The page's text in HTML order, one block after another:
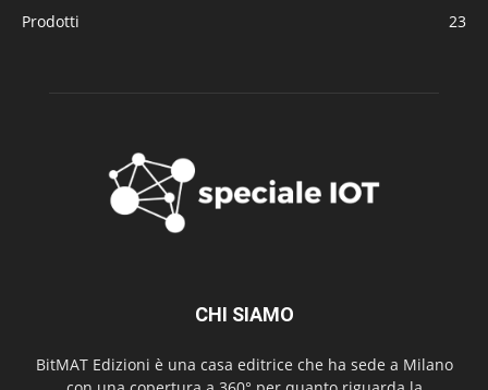
Prodotti
23
CHI SIAMO
BitMAT Edizioni è una casa editrice che ha sede a Milano